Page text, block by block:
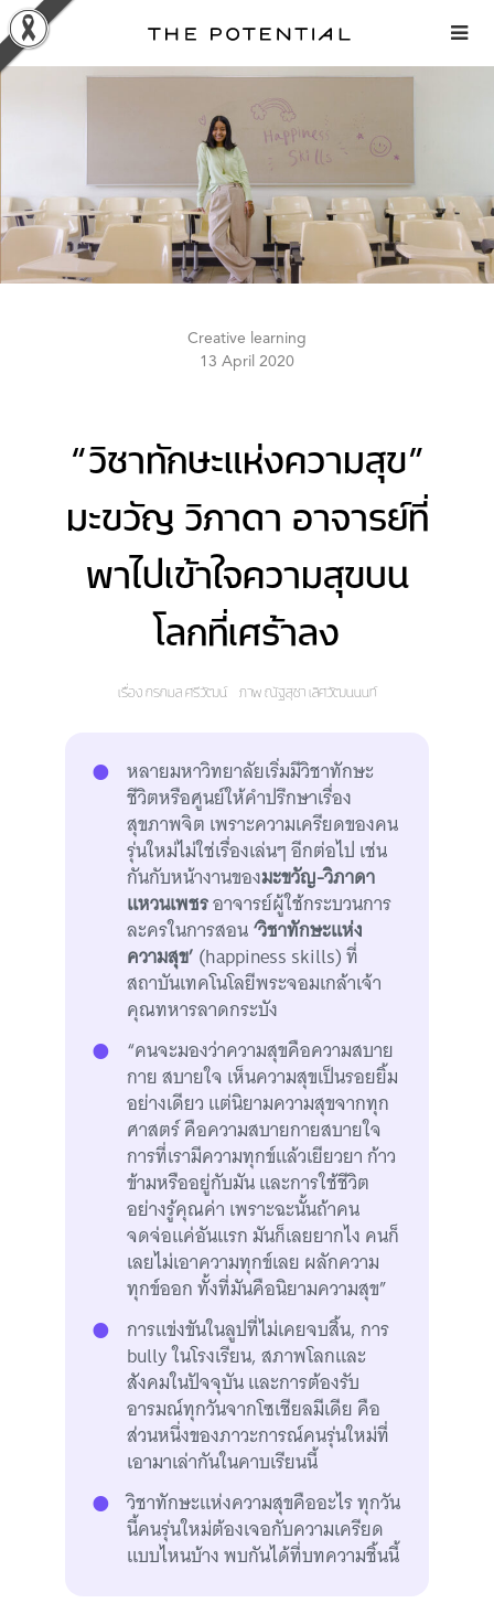
Skip
to
content
Creative learning
13 April 2020
“วิชาทักษะแห่งความสุข”
มะขวัญ วิภาดา อาจารย์ที่
พาไปเข้าใจความสุขบน
โลกที่เศร้าลง
เรื่อง กรกมล ศรีวัฒน์ ภาพ ณัฐสุชา เลิศวัฒนนนท์
หลายมหาวิทยาลัยเริ่มมีวิชาทักษะ
ชีวิตหรือศูนย์ให้คำปรึกษาเรื่อง
สุขภาพจิต เพราะความเครียดของคน
รุ่นใหม่ไม่ใช่เรื่องเล่นๆ อีกต่อไป เช่น
กันกับหน้างานของมะขวัญ-วิภาดา
แหวนเพชรอาจารย์ผู้ใช้กระบวนการ
ละครในการสอน‘วิชาทักษะแห่ง
ความสุข’ (happiness skills) ที่
สถาบันเทคโนโลยีพระจอมเกล้าเจ้า
คุณทหารลาดกระบัง
“คนจะมองว่าความสุขคือความสบาย
กาย สบายใจ เห็นความสุขเป็นรอยยิ้ม
อย่างเดียว แต่นิยามความสุขจากทุก
ศาสตร์ คือความสบายกายสบายใจ
การที่เรามีความทุกข์แล้วเยียวยา ก้าว
ข้ามหรืออยู่กับมัน และการใช้ชีวิต
อย่างรู้คุณค่า เพราะฉะนั้นถ้าคน
จดจ่อแค่อันแรก มันก็เลยยากไง คนก็
เลยไม่เอาความทุกข์เลย ผลักความ
ทุกข์ออก ทั้งที่มันคือนิยามความสุข”
การแข่งขันในลูปที่ไม่เคยจบสิ้น, การ
bully ในโรงเรียน, สภาพโลกและ
สังคมในปัจจุบัน และการต้องรับ
อารมณ์ทุกวันจากโซเชียลมีเดีย คือ
ส่วนหนึ่งของภาวะการณ์คนรุ่นใหม่ที่
เอามาเล่ากันในคาบเรียนนี้
วิชาทักษะแห่งความสุขคืออะไร ทุกวัน
นี้คนรุ่นใหม่ต้องเจอกับความเครียด
แบบไหนบ้าง พบกันได้ที่บทความชิ้นนี้